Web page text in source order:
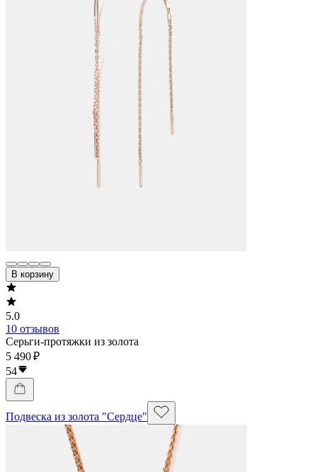
В корзину
5.0
10 отзывов
Серьги-протяжки из золота
5 490 ₽
54
Подвеска из золота "Сердце"